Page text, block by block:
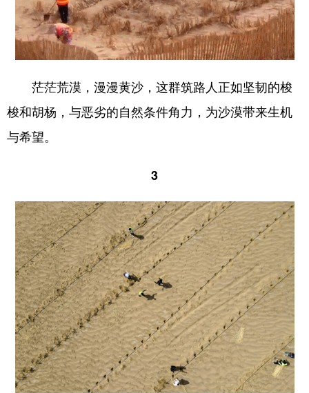
茫茫荒漠，漫漫黄沙，这群筑路人正如坚韧的梭
梭和胡杨，与恶劣的自然条件角力，为沙漠带来生机
与希望。
3